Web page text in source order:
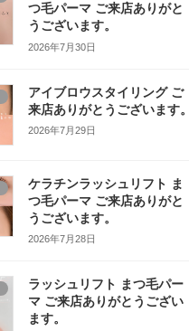
つ毛パーマ ご来店ありがと
うございます。
2026年7月30日
アイブロウスタイリング ご
来店ありがとうございます。
2026年7月29日
ケラチンラッシュリフト ま
つ毛パーマ ご来店ありがと
うございます。
2026年7月28日
ラッシュリフト まつ毛パー
マ ご来店ありがとうござい
ます。